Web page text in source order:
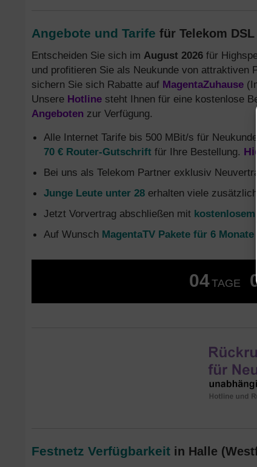
Angebote und Tarife für Telekom
Entscheiden Sie sich im August 2026 für
und profitieren Sie als Neukunde von attraktiven
sichern Sie sich Rabatte auf MagentaZuhause
Unsere Hotline steht Ihnen für eine kostenlose
Angeboten zur Verfügung.
Alle Internet Tarife bis 500 MBit/s für
70 € Router-Gutschrift für Ihre Bestellung.
Bei uns als Telekom Partner exklusiv
Junge Leute unter 28 erhalten viele
Jetzt Vorvertrag abschließen mit kostenlosem
Auf Wunsch MagentaTV Pakete für 6
04TAGE
Festnetz Verfügbarkeit in Halle